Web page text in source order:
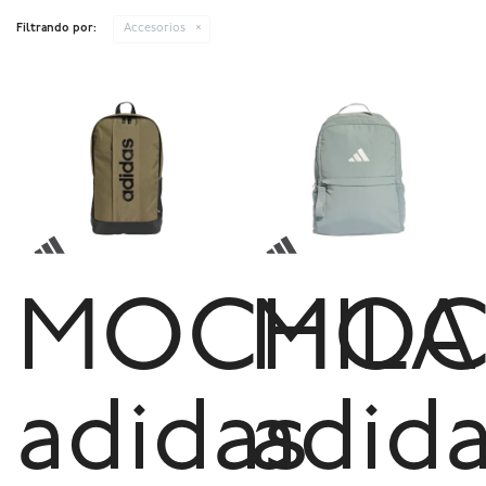
Filtrando por: Accesorios
MOCHILA
adidas